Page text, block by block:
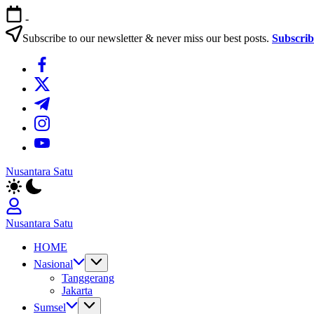
Skip
to
content
-
Subscribe to our newsletter & never miss our best posts.
https://www.facebook.com/
https://twitter.com/
https://t.me/
https://www.instagram.com/
https://youtube.com/
Nusantara Satu
Berita
Untuk
Nusantara
Nusantara Satu
Untuk
Nusantara
HOME
Nasional
Tanggerang
Jakarta
Sumsel